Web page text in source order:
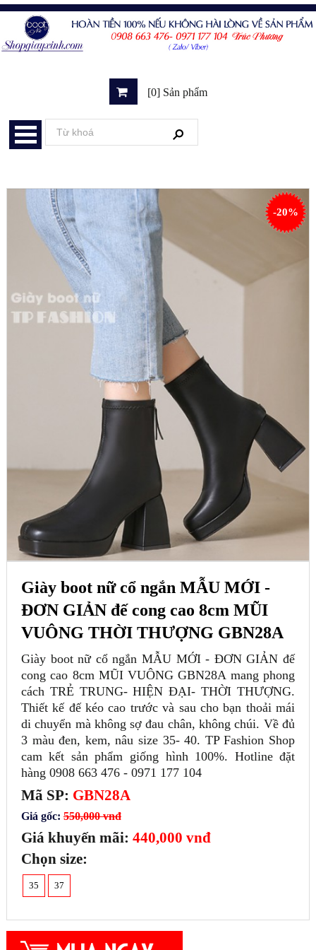
[0] Sản phẩm
-20%
Giày boot nữ cổ ngắn MẪU MỚI -
ĐƠN GIẢN đế cong cao 8cm MŨI
VUÔNG THỜI THƯỢNG GBN28A
Giày boot nữ cổ ngắn MẪU MỚI - ĐƠN GIẢN đế
cong cao 8cm MŨI VUÔNG GBN28A mang phong
cách TRẺ TRUNG- HIỆN ĐẠI- THỜI THƯỢNG.
Thiết kế đế kéo cao trước và sau cho bạn thoải mái
di chuyển mà không sợ đau chân, không chúi. Về đủ
3 màu đen, kem, nâu size 35- 40. TP Fashion Shop
cam kết sản phẩm giống hình 100%. Hotline đặt
hàng 0908 663 476 - 0971 177 104
Mã SP: GBN28A
Giá gốc: 550,000 vnđ
Giá khuyến mãi: 440,000 vnđ
Chọn size:
35 37